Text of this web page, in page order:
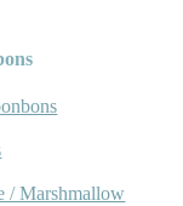
/ Marshmallow